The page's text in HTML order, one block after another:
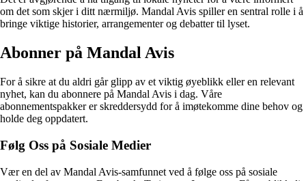
om det som skjer i ditt nærmiljø. Mandal Avis spiller en sentral rolle i å
bringe viktige historier, arrangementer og debatter til lyset.
Abonner på Mandal Avis
For å sikre at du aldri går glipp av et viktig øyeblikk eller en relevant
nyhet, kan du abonnere på Mandal Avis i dag. Våre
abonnementspakker er skreddersydd for å imøtekomme dine behov og
holde deg oppdatert.
Følg Oss på Sosiale Medier
Vær en del av Mandal Avis-samfunnet ved å følge oss på sosiale